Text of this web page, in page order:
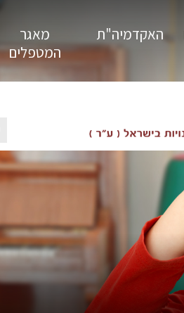
האקדמיה"ת
מאגר
המטפלים